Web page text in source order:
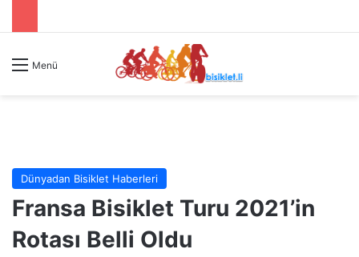
Menü
Dünyadan Bisiklet Haberleri
Fransa Bisiklet Turu 2021’in
Rotası Belli Oldu